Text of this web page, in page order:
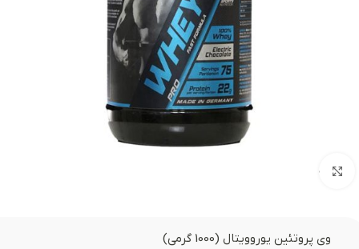
بزرگنمایی تصویر
وی پروتئین یوروویتال (1000 گرمی)